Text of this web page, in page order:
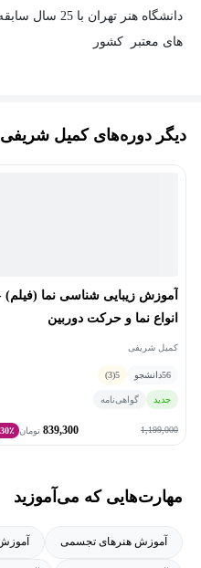
دانشگاه هنر
های معتبر کشور
دیگر دوره‌های کمیل شریفی
آموزش زیبایی شناسی نما (فیلم)
انواع نما و حرکت دوربین
کمیل شریفی
56دانشجو 5
(3)
جدید گواهی‌نامه
1,199,000
839,300 تومان 30٪
مهارت‌هایی که می‌آموزید
آموزش هنرهای تجسمی